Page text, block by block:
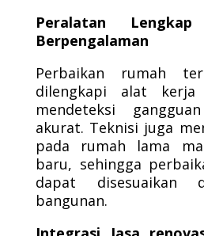
Peralatan
Berpengalaman
Perbaikan rumah
dilengkapi alat
mendeteksi
akurat. Teknisi juga
pada rumah lama
baru, sehingga
dapat disesuaikan
bangunan.